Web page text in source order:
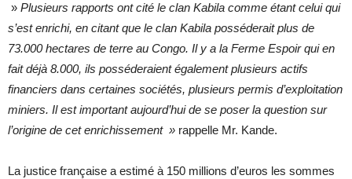
» Plusieurs rapports ont cité le clan Kabila comme étant celui qui
s’est enrichi, en citant que le clan Kabila posséderait plus de
73.000 hectares de terre au Congo. Il y a la Ferme Espoir qui en
fait déjà 8.000, ils posséderaient également plusieurs actifs
financiers dans certaines sociétés, plusieurs permis d’exploitation
miniers. Il est important aujourd’hui de se poser la question sur
l’origine de cet enrichissement » rappelle Mr. Kande.
La justice française a estimé à 150 millions d’euros les sommes